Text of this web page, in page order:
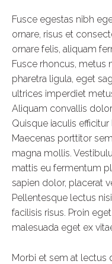
Fusce egestas nibh
ornare, risus et
ornare felis, aliquam
Fusce rhoncus, metus
pharetra ligula, eget
ultrices imperdiet
Aliquam convallis
Quisque iaculis
Maecenas porttitor
magna mollis.
mattis eu fermentum
sapien dolor, placerat
Pellentesque lectus
facilisis risus. Proin
malesuada eget ex
Morbi et sem at lectus